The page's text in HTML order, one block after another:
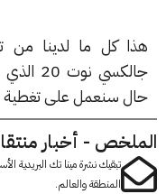
كل ما لدينا من
جالكسي نوت
سنعمل على تغطية
- أخبار منتقاة
تبقيك نشرة مينا تك البريدية
المنطقة والعالم.